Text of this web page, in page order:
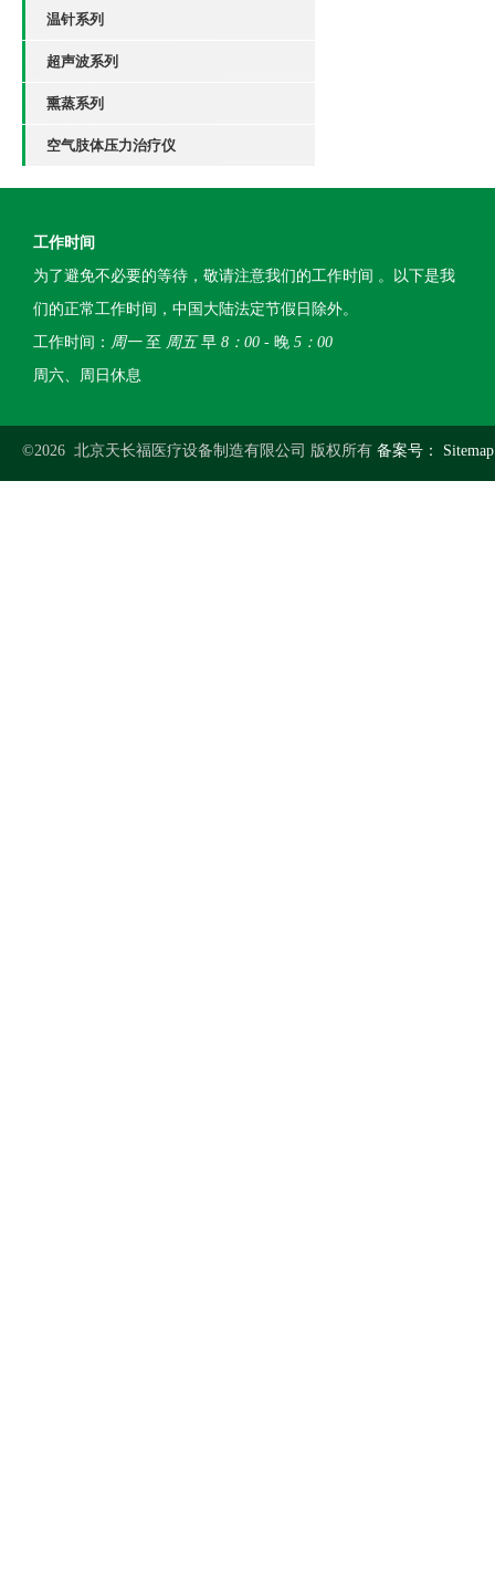
温针系列
超声波系列
熏蒸系列
空气肢体压力治疗仪
工作时间
为了避免不必要的等待，敬请注意我们的工作时间 。以下是我
们的正常工作时间，中国大陆法定节假日除外。
工作时间： 周一至 周五早 8：00 - 晚 5：00
周六、周日休息
©2026 北京天长福医疗设备制造有限公司 版权所有 备案号：